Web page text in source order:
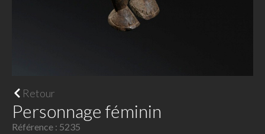
Retour
Personnage féminin
Référence : 5235